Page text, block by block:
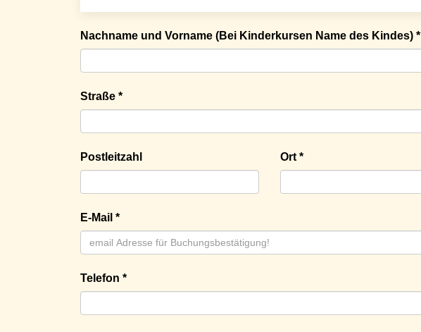
Nachname und Vorname (Bei Kinderkursen Name des Kindes) *
Straße *
Postleitzahl Ort *
E-Mail *
Telefon *